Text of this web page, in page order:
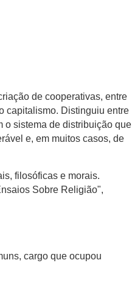
de cooperativas, entre
capitalismo. Distinguiu entre
o sistema de distribuição que
e, em muitos casos, de
filosóficas e morais.
Sobre Religião",
cargo que ocupou